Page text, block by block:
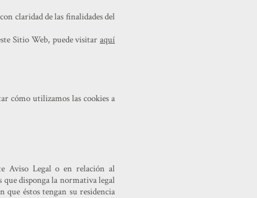
claridad de las finalidades del
Sitio Web, puede visitar aquí
cómo utilizamos las cookies a
Aviso Legal o en relación al
que disponga la normativa legal
que éstos tengan su residencia